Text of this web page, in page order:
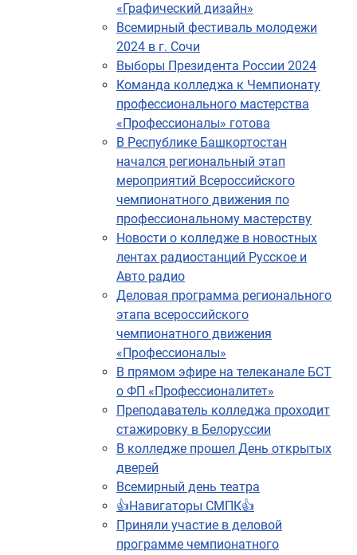
«Графический дизайн»
Всемирный фестиваль молодежи
2024 в г. Сочи
Выборы Президента России 2024
Команда колледжа к Чемпионату
профессионального мастерства
«Профессионалы» готова
В Республике Башкортостан
начался региональный этап
мероприятий Всероссийского
чемпионатного движения по
профессиональному мастерству
Новости о колледже в новостных
лентах радиостанций Русское и
Авто радио
Деловая программа регионального
этапа всероссийского
чемпионатного движения
«Профессионалы»
В прямом эфире на телеканале БСТ
о ФП «Профессионалитет»
Преподаватель колледжа проходит
стажировку в Белоруссии
В колледже прошел День открытых
дверей
Всемирный день театра
👍Навигаторы СМПК👍
Приняли участие в деловой
программе чемпионатного